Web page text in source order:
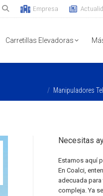
Empresa
Carretillas Elevadoras
Manipuladores
Necesitas
Estamos aquí
En Coalci,
adecuada
compleja. Ya